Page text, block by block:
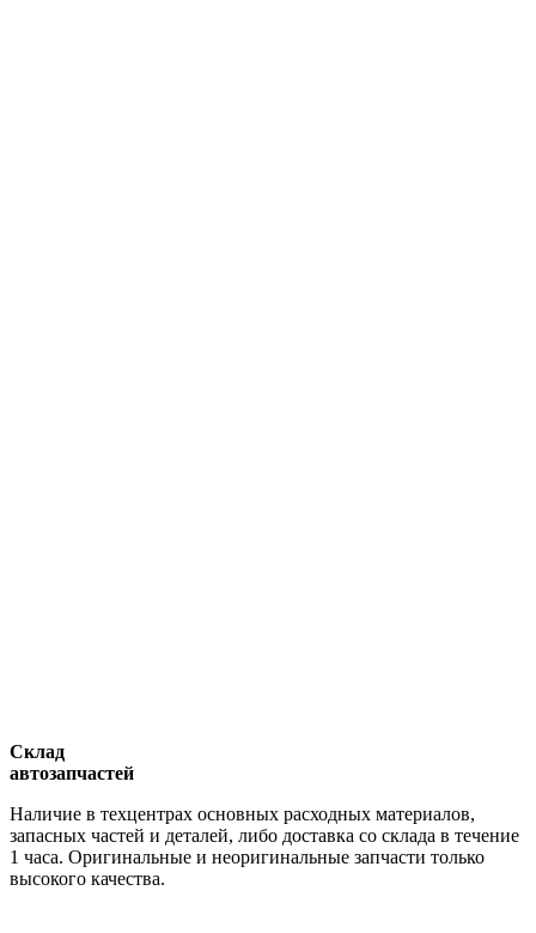
Склад
автозапчастей
Наличие в техцентрах основных расходных материалов,
запасных частей и деталей, либо доставка со склада в течение
1 часа. Оригинальные и неоригинальные запчасти только
высокого качества.